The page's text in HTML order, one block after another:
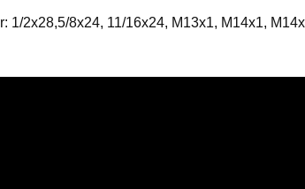
1/2x28,5/8x24, 11/16x24, M13x1, M14x1,